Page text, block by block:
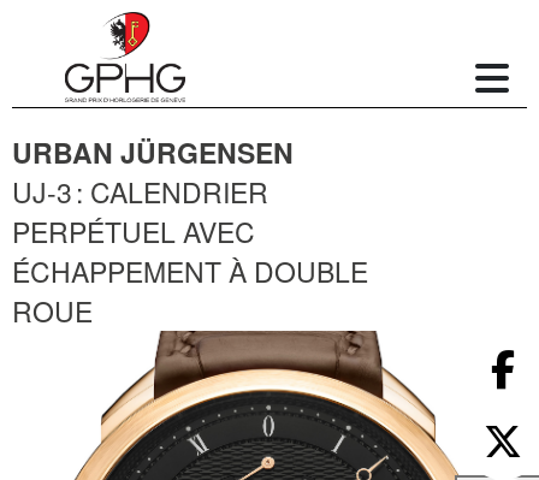
URBAN JÜRGENSEN
UJ-3 : CALENDRIER
PERPÉTUEL AVEC
ÉCHAPPEMENT À DOUBLE
ROUE